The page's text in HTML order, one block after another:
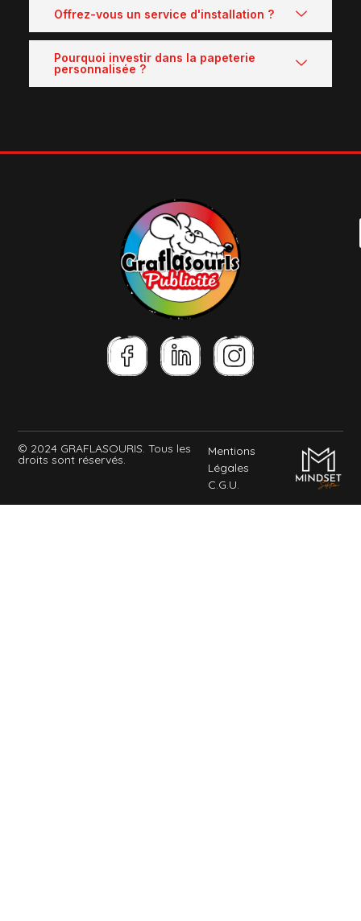
Offrez-vous un service d'installation ?
Pourquoi investir dans la papeterie
personnalisée ?
© 2024 GRAFLASOURIS. Tous les
droits sont réservés.
Mentions
Légales
C.G.U.